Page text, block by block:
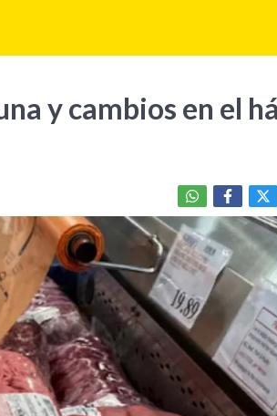
y cambios en el